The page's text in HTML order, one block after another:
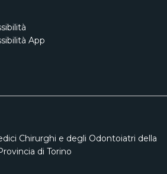
App
Chirurghi e degli Odontoiatri della
di Torino